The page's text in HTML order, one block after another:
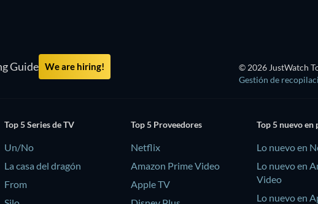
Guide We are hiring! © 2026 JustWatch
Gestión de
Top 5 Series de TV
Un/No
La casa del dragón
From
Top 5 Proveedores
Netflix
Amazon Prime Video
Apple TV
Top 5 nuevo en
Lo nuevo en
Lo nuevo en
Video
Lo nuevo en